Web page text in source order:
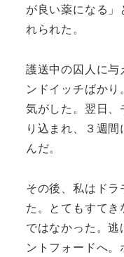
が良い薬になる
れられた。
護送中の囚人に
ンドイッチばか
気がした。翌日
り込まれ、３週
んだ。
その後、私はド
た。とてもすて
ではなかった。
ントフォードへ